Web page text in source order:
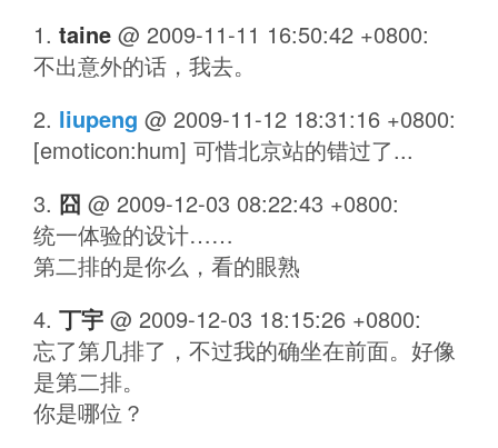
taine @ 2009-11-11 16:50:42 +0800:
不出意外的话，我去。
liupeng @ 2009-11-12 18:31:16 +0800:
[emoticon:hum] 可惜北京站的错过了...
囧 @ 2009-12-03 08:22:43 +0800:
统一体验的设计……
第二排的是你么，看的眼熟
丁宇 @ 2009-12-03 18:15:26 +0800:
忘了第几排了，不过我的确坐在前面。好像
是第二排。
你是哪位？